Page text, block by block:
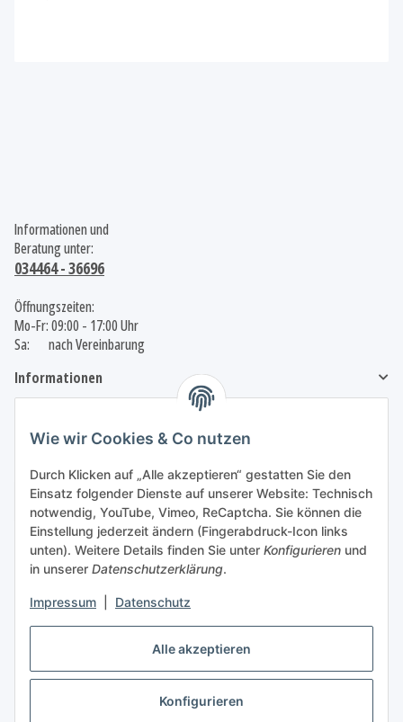
Alle akzeptieren
Konfigurieren
Wie wir Cookies & Co nutzen
Durch Klicken auf „Alle akzeptieren“ gestatten Sie den
Einsatz folgender Dienste auf unserer Website: Technisch
notwendig, YouTube, Vimeo, ReCaptcha. Sie können die
Einstellung jederzeit ändern (Fingerabdruck-Icon links
unten). Weitere Details finden Sie unter Konfigurieren und
in unserer Datenschutzerklärung.
Impressum Datenschutz
Informationen und
Beratung unter:
034464 - 36696
Öffnungszeiten:
Mo-Fr: 09:00 - 17:00 Uhr
Sa: nach Vereinbarung
Informationen
Vertrag widerrufen
Wir nutzen Trusted Shops als unabhängigen Dienstleister für die Einholung von
Bewertungen.
Trusted Shops hat Maßnahmen getroffen, um sicherzustellen, dass es es sich um
** Veredelte Ware ist vom Umtausch und